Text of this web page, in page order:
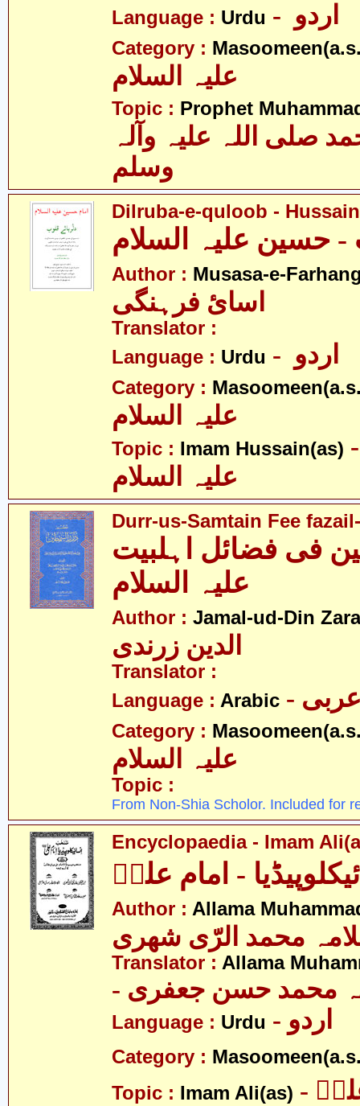
Language : Urdu
Category :
Topic : Prophet
صلی اللہ علیہ وآلہ
وسلم
Dilruba-e-quloob -
- حسین علیہ السلام
Author : Musasa-e-
اسائ فرہنگی
Translator :
Language : Urdu
Category :
Topic : Imam Hussain(as)
علیہ السلام
Durr-us-Samtain Fee
فی فضائل اہلبیت
علیہ السلام
Author : Jamal-ud-Din
الدین زرندی
Translator :
Language : Arabic عربی
Category :
Topic :
From Non-Shia Scholor. Included for
Encyclopaedia - Imam
- امام علیؑ
Author : Allama
محمد الرّی شھری
Translator : Allama
محمد حسن جعفری
Language : Urdu - اردو
Category :
Topic : Imam Ali(as)